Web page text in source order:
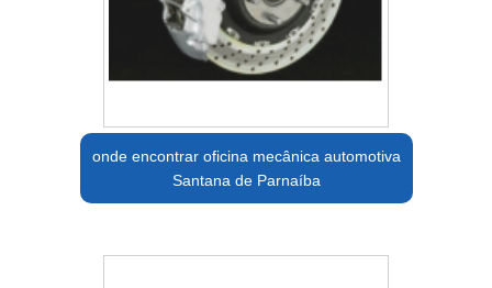
onde encontrar oficina mecânica automotiva
Santana de Parnaíba